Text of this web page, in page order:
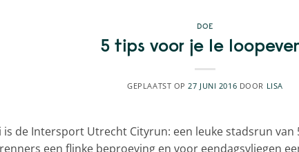
DOE
5 tips voor je 1e
GEPLAATST OP 27 JUNI 2016 DOOR LISA
is de Intersport Utrecht Cityrun: een leuke stadsrun
een flinke beproeving en voor eendagsvliegen